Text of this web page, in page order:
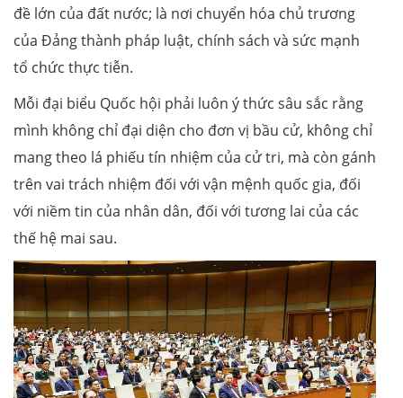
đề lớn của đất nước; là nơi chuyển hóa chủ trương
của Đảng thành pháp luật, chính sách và sức mạnh
tổ chức thực tiễn.
Mỗi đại biểu Quốc hội phải luôn ý thức sâu sắc rằng
mình không chỉ đại diện cho đơn vị bầu cử, không chỉ
mang theo lá phiếu tín nhiệm của cử tri, mà còn gánh
trên vai trách nhiệm đối với vận mệnh quốc gia, đối
với niềm tin của nhân dân, đối với tương lai của các
thế hệ mai sau.